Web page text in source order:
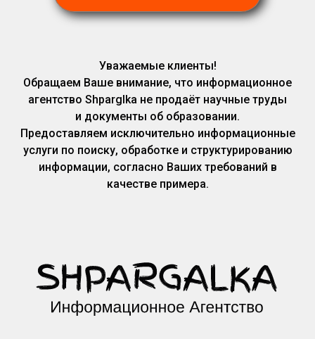
Уважаемые клиенты!
Обращаем Ваше внимание, что информационное
агентство Shparglka не продаёт научные труды
и документы об образовании.
Предоставляем исключительно информационные
услуги по поиску, обработке и структурированию
информации, согласно Ваших требований в
качестве примера.